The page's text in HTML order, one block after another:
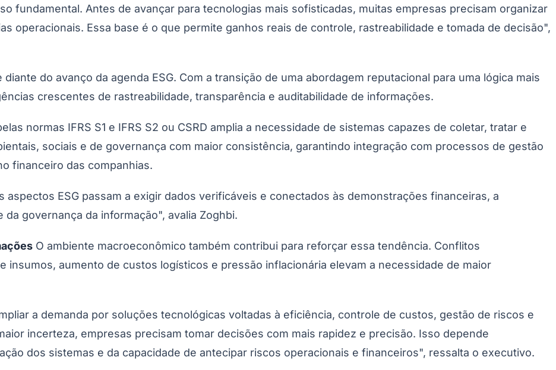
Corinthians Palmeiras
fundamental. Antes de avançar para tecnologias mais sofisticadas, muitas empresas precisam organizar
operacionais. Essa base é o que permite ganhos reais de controle, rastreabilidade e tomada de decisão",
do avanço da agenda ESG. Com a transição de uma abordagem reputacional para uma lógica mais
crescentes de rastreabilidade, transparência e auditabilidade de informações.
normas IFRS S1 e IFRS S2 ou CSRD amplia a necessidade de sistemas capazes de coletar, tratar e
sociais e de governança com maior consistência, garantindo integração com processos de gestão
financeiro das companhias.
aspectos ESG passam a exigir dados verificáveis e conectados às demonstrações financeiras, a
governança da informação", avalia Zoghbi.
O ambiente macroeconômico também contribui para reforçar essa tendência. Conflitos
insumos, aumento de custos logísticos e pressão inflacionária elevam a necessidade de maior
a demanda por soluções tecnológicas voltadas à eficiência, controle de custos, gestão de riscos e
incerteza, empresas precisam tomar decisões com mais rapidez e precisão. Isso depende
dos sistemas e da capacidade de antecipar riscos operacionais e financeiros", ressalta o executivo.